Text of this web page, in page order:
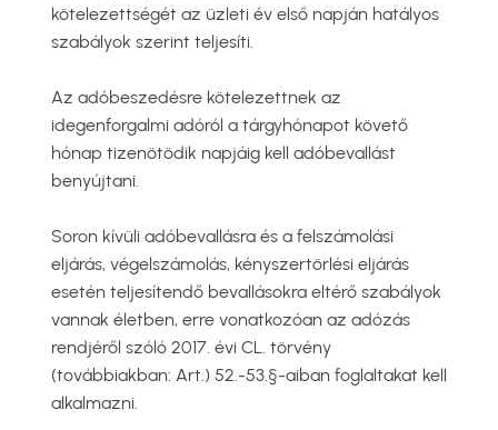
kötelezettségét az üzleti év első napján hatályos
szabályok szerint teljesíti.
Az adóbeszedésre kötelezettnek az
idegenforgalmi adóról a tárgyhónapot követő
hónap tizenötödik napjáig kell adóbevallást
benyújtani.
Soron kívüli adóbevallásra és a felszámolási
eljárás, végelszámolás, kényszertörlési eljárás
esetén teljesítendő bevallásokra eltérő szabályok
vannak életben, erre vonatkozóan az adózás
rendjéről szóló 2017. évi CL. törvény
(továbbiakban: Art.) 52.-53.§-aiban foglaltakat kell
alkalmazni.